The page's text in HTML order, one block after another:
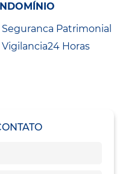
Seguranca Patrimonial
Vigilancia24 Horas